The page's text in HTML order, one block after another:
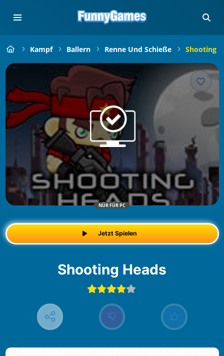
Kampf Ballern Renne Und Schieße Shooting
NÜR FÜR PC
Jetzt Spielen
Shooting Heads